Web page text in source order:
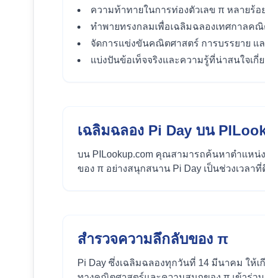
ความท้าทายในการท่องตัวเลข π หลายร้อ
ทำพายทรงกลมเพื่อเฉลิมฉลองเทศกาลค
จัดการแข่งขันคณิตศาสตร์ การบรรยาย แ
แบ่งปันข้อเท็จจริงและความรู้ที่น่าสนใจเกี่
เฉลิมฉลอง Pi Day บน
บน PILookup.com คุณสามารถค้นหาตำแหน่
ของ π อย่างสนุกสนาน Pi Day เป็นช่วงเวล
สำรวจความลึกลับของ π
Pi Day ซึ่งเฉลิมฉลองทุกวันที่ 14 มีนาคม ให้